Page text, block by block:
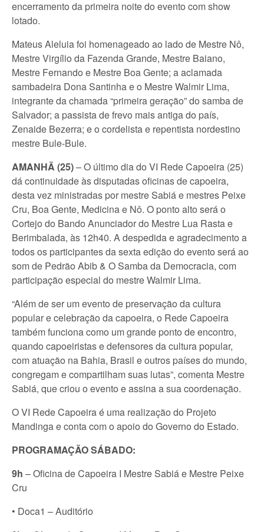
encerramento da primeira noite do evento com show
lotado.
Mateus Aleluia foi homenageado ao lado de Mestre Nô,
Mestre Virgílio da Fazenda Grande, Mestre Baiano,
Mestre Fernando e Mestre Boa Gente; a aclamada
sambadeira Dona Santinha e o Mestre Walmir Lima,
integrante da chamada “primeira geração” do samba de
Salvador; a passista de frevo mais antiga do país,
Zenaide Bezerra; e o cordelista e repentista nordestino
mestre Bule-Bule.
AMANHÃ (25)– O último dia do VI Rede Capoeira (25)
dá continuidade às disputadas oficinas de capoeira,
desta vez ministradas por mestre Sabiá e mestres Peixe
Cru, Boa Gente, Medicina e Nô. O ponto alto será o
Cortejo do Bando Anunciador do Mestre Lua Rasta e
Berimbalada, às 12h40. A despedida e agradecimento a
todos os participantes da sexta edição do evento será ao
som de Pedrão Abib & O Samba da Democracia, com
participação especial do mestre Walmir Lima.
“Além de ser um evento de preservação da cultura
popular e celebração da capoeira, o Rede Capoeira
também funciona como um grande ponto de encontro,
quando capoeiristas e defensores da cultura popular,
com atuação na Bahia, Brasil e outros países do mundo,
congregam e compartilham suas lutas”, comenta Mestre
Sabiá, que criou o evento e assina a sua coordenação.
O VI Rede Capoeira é uma realização do Projeto
Mandinga e conta com o apoio do Governo do Estado.
PROGRAMAÇÃO SÁBADO:
9h – Oficina de Capoeira I Mestre Sabiá e Mestre Peixe
Cru
• Doca1 – Auditório